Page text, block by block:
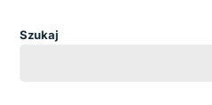
Szukaj